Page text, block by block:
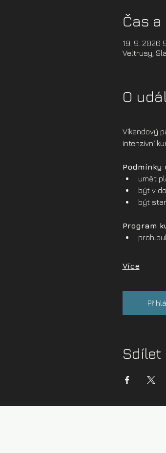
Čas
19. 9. 2026
Veltrusy,
O
Víkendový
intenzivní
Podmínky
umět
být v
být
Program
Více